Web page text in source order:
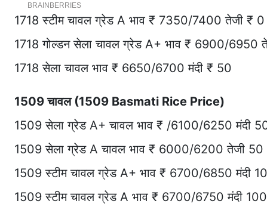
1718 स्टीम चावल ग्रेड A भाव ₹ 7350/7400 तेजी ₹ 0
1718 गोल्डन सेला चावल ग्रेड A+ भाव ₹ 6900/6950
1718 सेला चावल भाव ₹ 6650/6700 मंदी ₹ 50
1509 चावल (1509 Basmati Rice Price)
1509 सेला ग्रेड A+ चावल भाव ₹ /6100/6250 मंदी
1509 सेला ग्रेड A चावल भाव ₹ 6000/6200 तेजी 50
1509 स्टीम चावल ग्रेड A+ भाव ₹ 6700/6850 मंदी
1509 स्टीम चावल ग्रेड A भाव ₹ 6700/6750 मंदी 100